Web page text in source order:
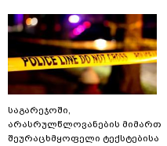
საგარეჯოში,
არასრულწლოვანების მიმართ
შეურაცხმყოფელი ტექსტებისა